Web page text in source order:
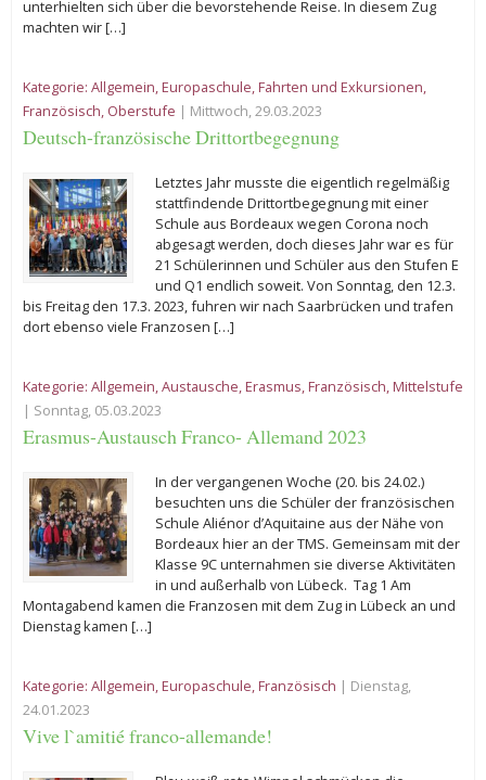
unterhielten sich über die bevorstehende Reise. In diesem Zug
machten wir […]
Kategorie: Allgemein,Europaschule,Fahrten und Exkursionen,
Französisch, Oberstufe | Mittwoch, 29.03.2023
Deutsch-französische Drittortbegegnung
Letztes Jahr musste die eigentlich regelmäßig
stattfindende Drittortbegegnung mit einer
Schule aus Bordeaux wegen Corona noch
abgesagt werden, doch dieses Jahr war es für
21 Schülerinnen und Schüler aus den Stufen E
und Q1 endlich soweit. Von Sonntag, den 12.3.
bis Freitag den 17.3. 2023, fuhren wir nach Saarbrücken und trafen
dort ebenso viele Franzosen […]
Kategorie: Allgemein,Austausche,Erasmus,Französisch,Mittelstufe
| Sonntag, 05.03.2023
Erasmus-Austausch Franco- Allemand 2023
In der vergangenen Woche (20. bis 24.02.)
besuchten uns die Schüler der französischen
Schule Aliénor d’Aquitaine aus der Nähe von
Bordeaux hier an der TMS. Gemeinsam mit der
Klasse 9C unternahmen sie diverse Aktivitäten
in und außerhalb von Lübeck. Tag 1 Am
Montagabend kamen die Franzosen mit dem Zug in Lübeck an und
Dienstag kamen […]
Kategorie: Allgemein,Europaschule,Französisch | Dienstag,
24.01.2023
Vive l`amitié franco-allemande!